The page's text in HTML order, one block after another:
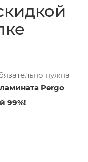
нужна
Pergo
99%!